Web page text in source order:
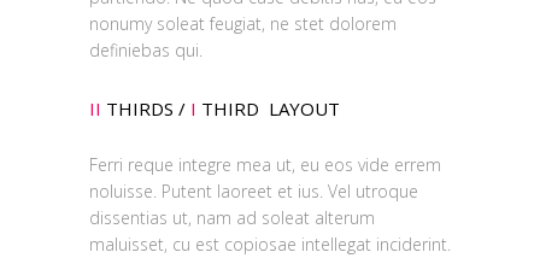
nonumy soleat feugiat, ne stet dolorem
definiebas qui.
II THIRDS / I THIRD LAYOUT
Ferri reque integre mea ut, eu eos vide errem
noluisse. Putent laoreet et ius. Vel utroque
dissentias ut, nam ad soleat alterum
maluisset, cu est copiosae intellegat inciderint.